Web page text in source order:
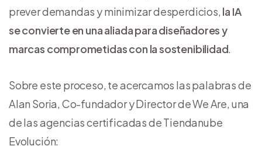
prever demandas y minimizar desperdicios, la IA
se convierte en una aliada para diseñadores y
marcas comprometidas con la sostenibilidad.
Sobre este proceso, te acercamos las palabras de
Alan Soria, Co-fundador y Director de We Are, una
de las agencias certificadas de Tiendanube
Evolución: